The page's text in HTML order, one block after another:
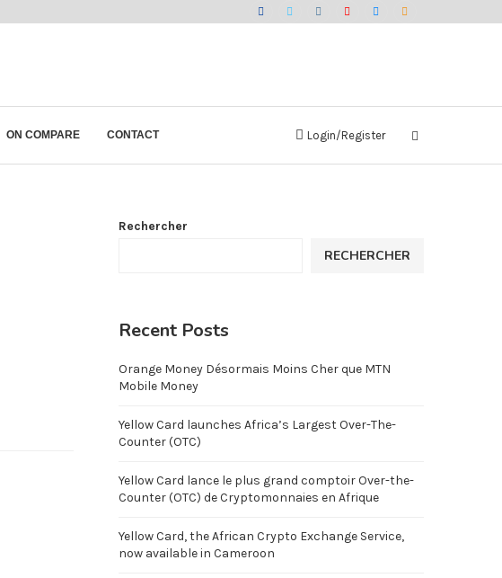
ON COMPARE CONTACT Login/Register
Rechercher
RECHERCHER
Recent Posts
Orange Money Désormais Moins Cher que MTN
Mobile Money
Yellow Card launches Africa’s Largest Over-The-
Counter (OTC)
Yellow Card lance le plus grand comptoir Over-the-
Counter (OTC) de Cryptomonnaies en Afrique
Yellow Card, the African Crypto Exchange Service,
now available in Cameroon